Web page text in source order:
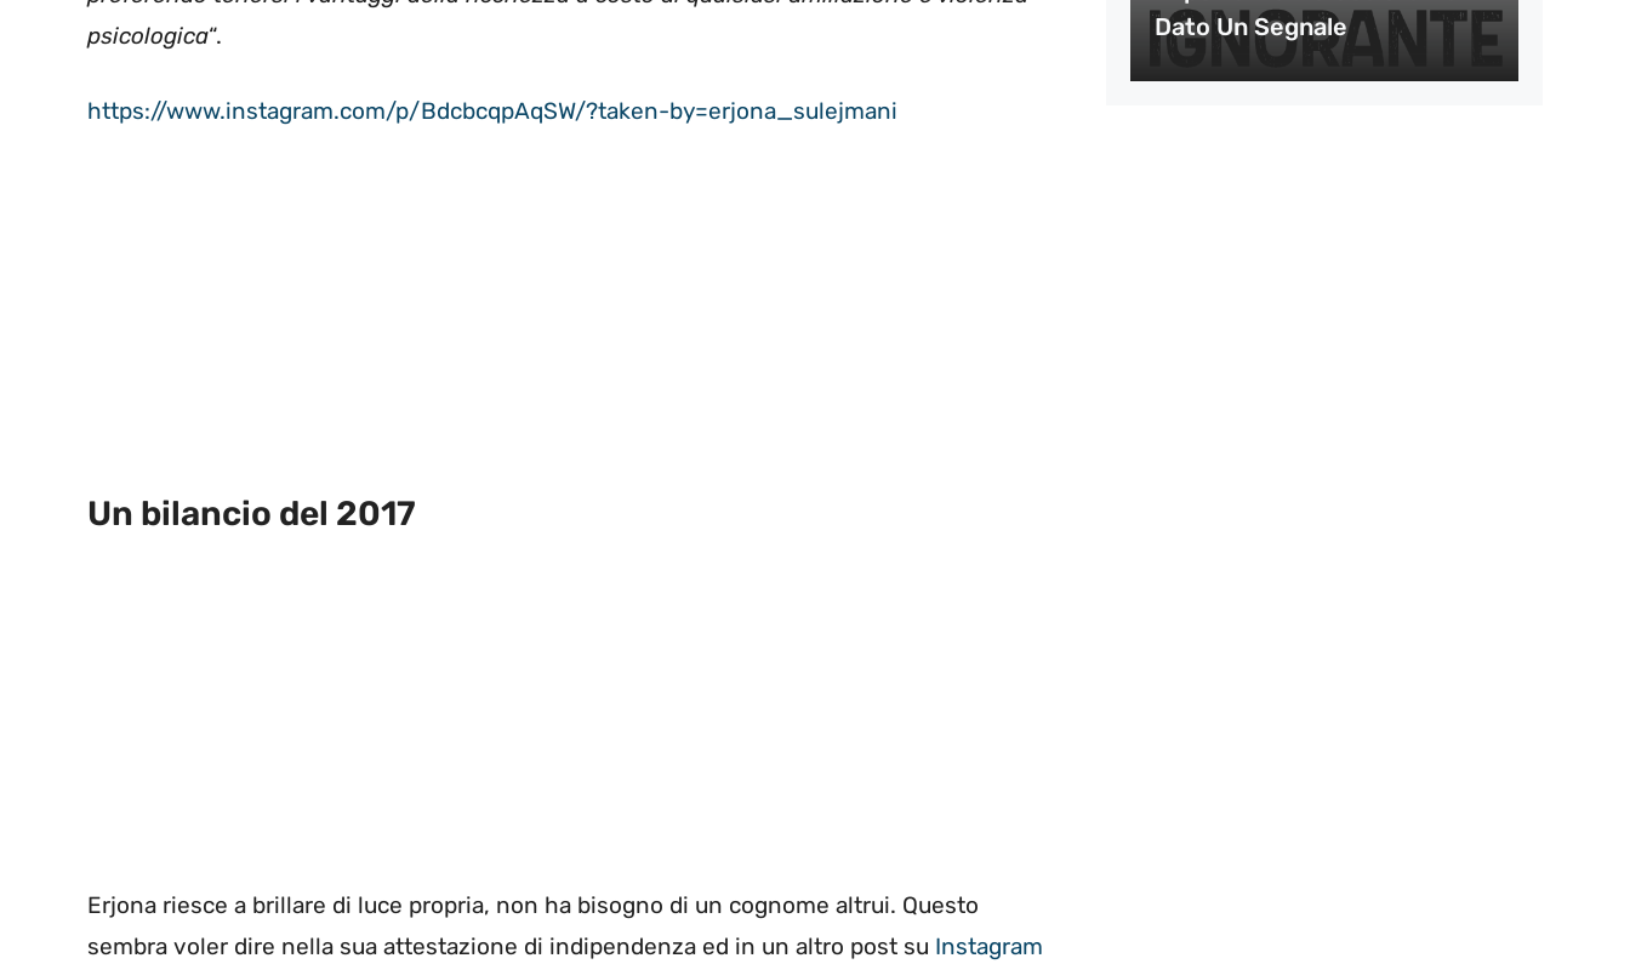
psicologica“.
https://www.instagram.com/p/BdcbcqpAqSW/?taken-by=erjona_sulejmani
Un bilancio del 2017
Erjona riesce a brillare di luce propria, non ha bisogno di un cognome altrui. Questo
sembra voler dire nella sua attestazione di indipendenza ed in un altro post su Instagram
Dato Un Segnale